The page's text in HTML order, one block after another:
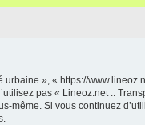
», « https://
pas « Lineoz.net ::
même. Si vous continuez